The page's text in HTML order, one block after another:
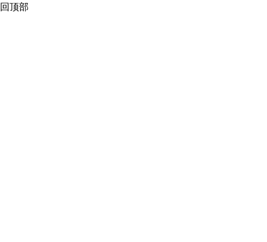
回顶部